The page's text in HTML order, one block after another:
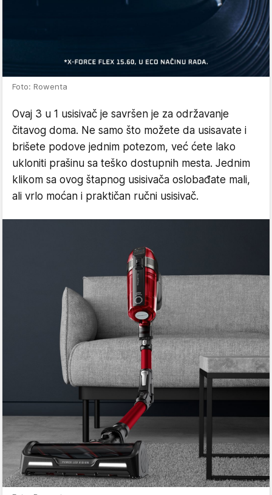
Foto: Rowenta
Ovaj 3 u 1 usisivač je savršen je za održavanje
čitavog doma. Ne samo što možete da usisavate i
brišete podove jednim potezom, već ćete lako
ukloniti prašinu sa teško dostupnih mesta. Jednim
klikom sa ovog štapnog usisivača oslobađate mali,
ali vrlo moćan i praktičan ručni usisivač.